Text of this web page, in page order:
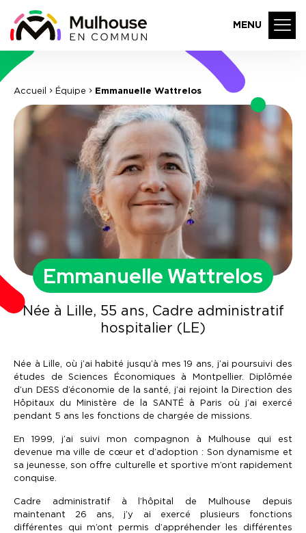
MENU
Accueil Équipe Emmanuelle Wattrelos
Emmanuelle Wattrelos
Née à Lille, 55 ans, Cadre administratif
hospitalier (LE)
Née à Lille, où j’ai habité jusqu’à mes 19 ans, j’ai poursuivi des
études de Sciences Économiques à Montpellier. Diplômée
d’un DESS d’économie de la santé, j’ai rejoint la Direction des
Hôpitaux du Ministère de la SANTÉ à Paris où j’ai exercé
pendant 5 ans les fonctions de chargée de missions.
En 1999, j’ai suivi mon compagnon à Mulhouse qui est
devenue ma ville de cœur et d’adoption : Son dynamisme et
sa jeunesse, son offre culturelle et sportive m’ont rapidement
conquise.
Cadre administratif à l’hôpital de Mulhouse depuis
maintenant 26 ans, j’y ai exercé plusieurs fonctions
différentes qui m’ont permis d’appréhender les différentes